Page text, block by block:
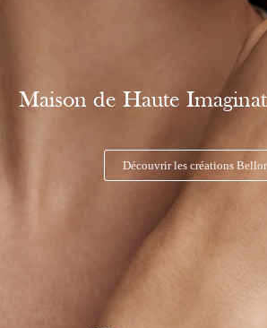
Maison de Haute
Découvrir les créations